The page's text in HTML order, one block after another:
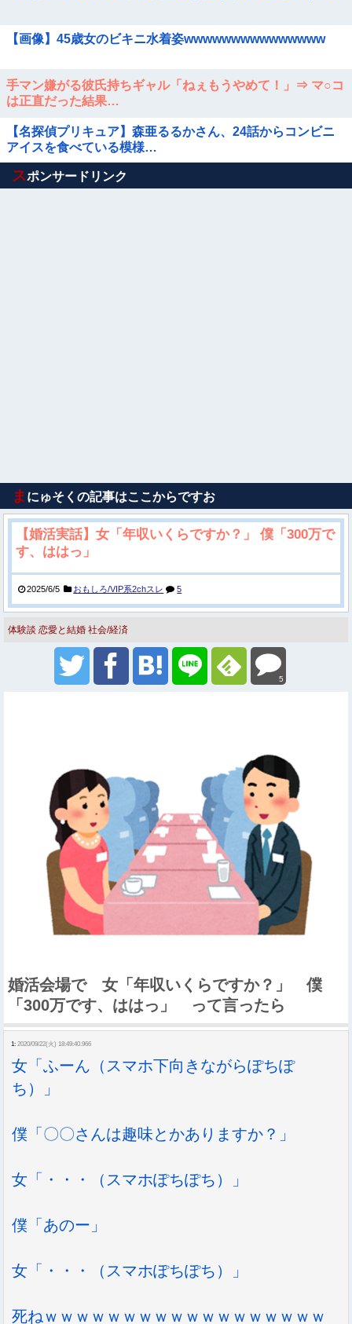
【画像】45歳女のビキニ水着姿wwwwwwwwwwwwwww
手マン嫌がる彼氏持ちギャル「ねぇもうやめて！」⇒ マ○コ
は正直だった結果…
【名探偵プリキュア】森亜るるかさん、24話からコンビニ
アイスを食べている模様…
Powered by livedoor 相互RSS
スポンサードリンク
ま にゅそくの記事はここからですお
【婚活実話】女「年収いくらですか？」 僕「300万で
す、ははっ」
2025/6/5 おもしろ/VIP系2chスレ 5
体験談 恋愛と結婚 社会/経済
5
婚活会場で 女「年収いくらですか？」 僕
「300万です、ははっ」 って言ったら
1: 2020/09/22(火) 18:49:40.966
女「ふーん（スマホ下向きながらぽちぽ
ち）」
僕「〇〇さんは趣味とかありますか？」
女「・・・（スマホぽちぽち）」
僕「あのー」
女「・・・（スマホぽちぽち）」
死ねｗｗｗｗｗｗｗｗｗｗｗｗｗｗｗｗｗｗ